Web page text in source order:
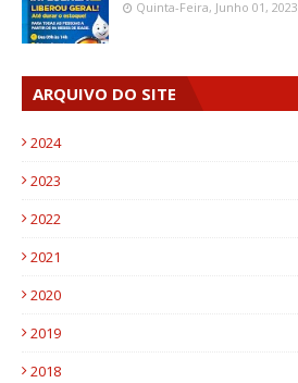
Quinta-Feira, Junho 01, 2023
ARQUIVO DO SITE
2024
2023
2022
2021
2020
2019
2018